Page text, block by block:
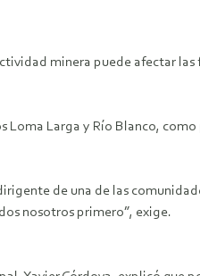
minera puede afectar
Loma Larga y Río Blanco,
de una de las
nosotros primero”, exige.